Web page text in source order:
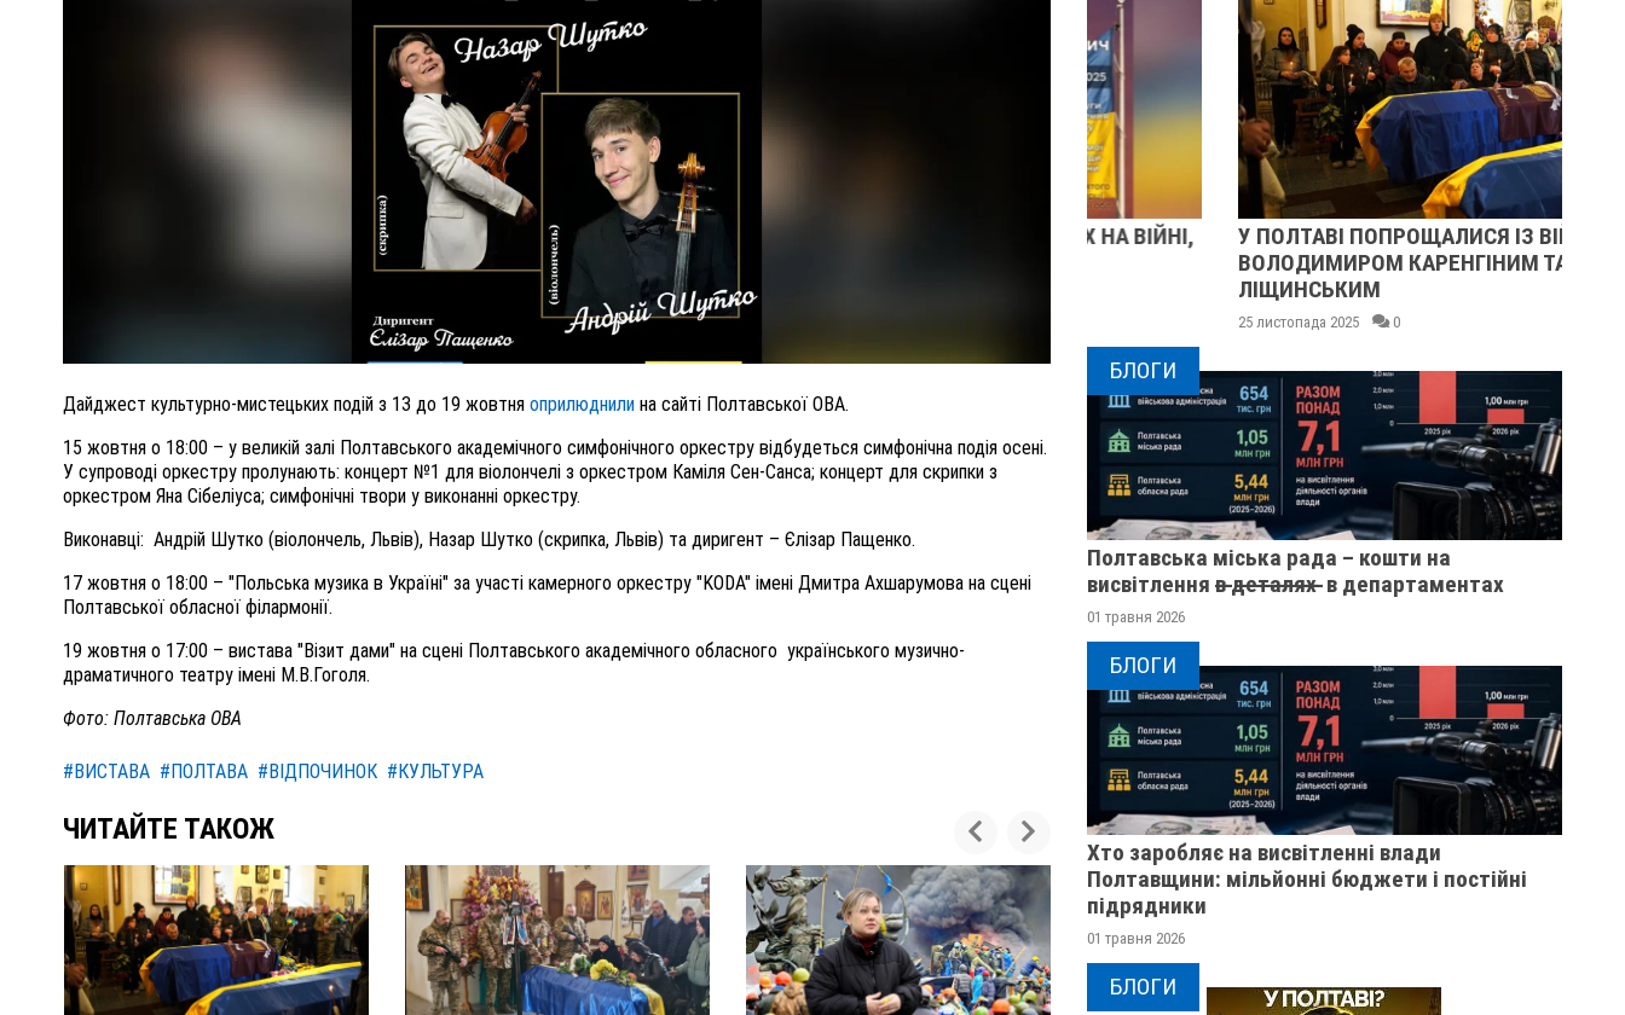
Дайджест культурно-мистецьких подій з 13 до 19 жовтня оприлюднили на сайті Полтавської ОВА.
15 жовтня о 18:00 – у великій залі Полтавського академічного симфонічного оркестру відбудеться симфонічна подія осені.
У супроводі оркестру пролунають: концерт №1 для віолончелі з оркестром Каміля Сен-Санса; концерт для скрипки з
оркестром Яна Сібеліуса; симфонічні твори у виконанні оркестру.
Виконавці: Андрій Шутко (віолончель, Львів), Назар Шутко (скрипка, Львів) та диригент – Єлізар Пащенко.
17 жовтня о 18:00 – "Польська музика в Україні" за участі камерного оркестру "KODA" імені Дмитра Ахшарумова на сцені
Полтавської обласної філармонії.
19 жовтня о 17:00 – вистава "Візит дами" на сцені Полтавського академічного обласного українського музично-
драматичного театру імені М.В.Гоголя.
Фото: Полтавська ОВА
#ВИСТАВА #ПОЛТАВА #ВІДПОЧИНОК #КУЛЬТУРА
ЧИТАЙТЕ ТАКОЖ
ПОЛІЦІЯ ПОЛТАВЩИНИ РОЗШУКУЄ 62-РІЧНУ
ЛЮДМИЛУ ТИМЧЕНКО
ВНАСЛІДОК ПОРАНЕНЬ, ОТРИМАНИХ НА ВІЙНІ,
ПОМЕР ВОЇН ЮРІЙ ВОЙТИК
25 листопада 2025 0
У ПОЛТАВІ ПОПРОЩАЛИСЯ ІЗ ВІЙСЬКОВИМИ
ВОЛОДИМИРОМ КАРЕНГІНИМ ТА ОЛЕГОМ
0
БЛОГИ
Полтавська міська рада – кошти на
висвітлення в̶ ̶д̶е̶т̶а̶л̶я̶х̶ ̶ в департаментах
01 травня 2026
БЛОГИ
Хто заробляє на висвітленні влади
Полтавщини: мільйонні бюджети і постійні
підрядники
01 травня 2026
БЛОГИ